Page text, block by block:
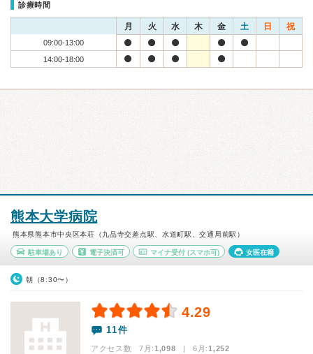
診療時間
月 火 水 木 金 土 日 祝
09:00-13:00
14:00-18:00
熊本大学病院
熊本県熊本市中央区本荘（九品寺交差点駅、水道町駅、交通局前駅）
駐車場あり 電子決済可 マイナ受付 (スマホ可) 女医在籍
朝（8:30〜）
4.29
11件
アクセス数 7月:1,098 | 6月:1,252